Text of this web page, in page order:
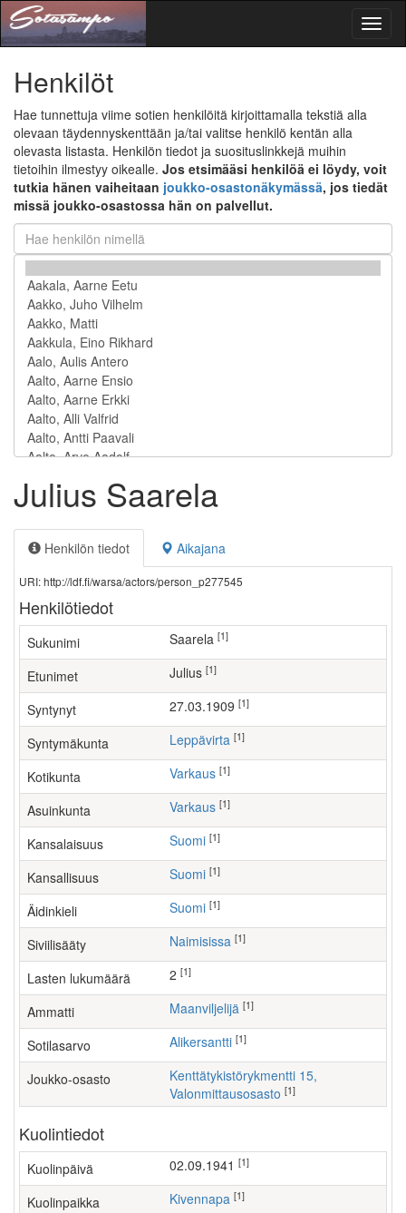
Henkilöt
Hae tunnettuja viime sotien henkilöitä kirjoittamalla tekstiä alla
olevaan täydennyskenttään ja/tai valitse henkilö kentän alla
olevasta listasta. Henkilön tiedot ja suosituslinkkejä muihin
tietoihin ilmestyy oikealle. Jos etsimääsi henkilöä ei löydy, voit
tutkia hänen vaiheitaan joukko-osastonäkymässä, jos tiedät
missä joukko-osastossa hän on palvellut.
Julius Saarela
Henkilön tiedot Aikajana
URI: http://ldf.fi/warsa/actors/person_p277545
Henkilötiedot
Sukunimi Saarela [1]
Etunimet Julius [1]
Syntynyt 27.03.1909 [1]
Syntymäkunta Leppävirta [1]
Kotikunta Varkaus [1]
Asuinkunta Varkaus [1]
Kansalaisuus Suomi [1]
Kansallisuus Suomi [1]
Äidinkieli Suomi [1]
Siviilisääty Naimisissa [1]
Lasten lukumäärä [1]
Ammatti maanviljelijä [1]
Sotilasarvo Alikersantti [1]
Joukko-osasto
Kenttätykistörykmentti 15,
Valonmittausosasto [1]
Kuolintiedot
Kuolinpäivä 02.09.1941 [1]
Kuolinpaikka Kivennapa [1]